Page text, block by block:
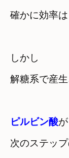
確かに効率
しかし
解糖系で産
ピルビン酸
次のステッ